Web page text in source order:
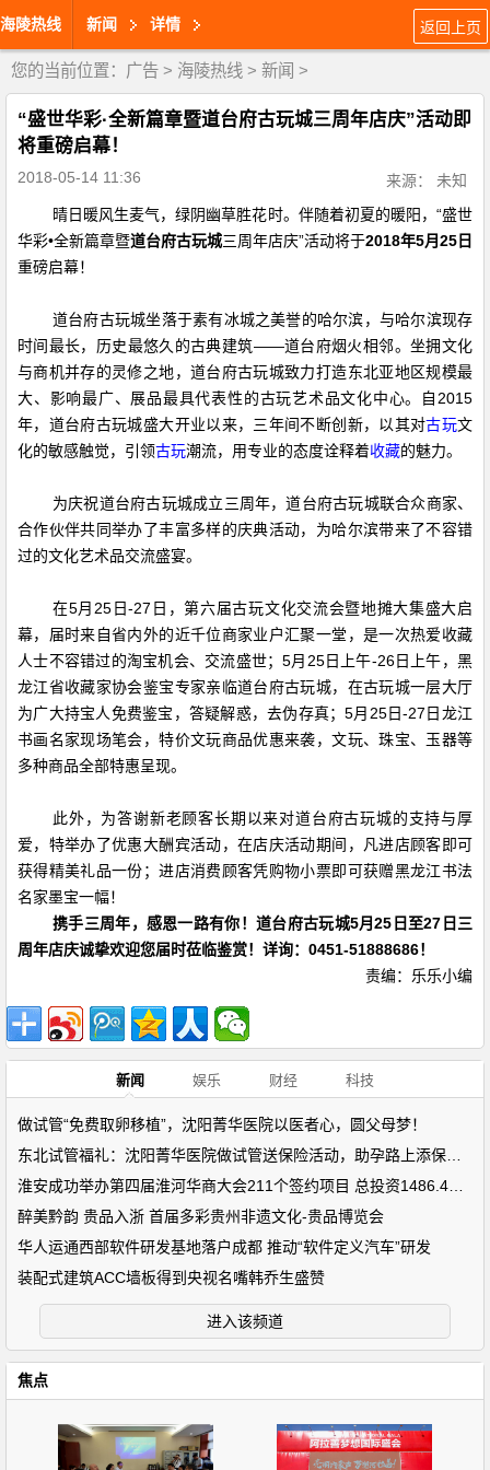
海陵热线 新闻 详情 返回上页
您的当前位置： 广告 > 海陵热线 > 新闻 >
“盛世华彩·全新篇章暨道台府古玩城三周年店庆”活动即
将重磅启幕！
2018-05-14 11:36
来源： 未知
晴日暖风生麦气，绿阴幽草胜花时。伴随着初夏的暖阳，“盛世
华彩•全新篇章暨道台府古玩城三周年店庆”活动将于2018年5月25日
重磅启幕！
道台府古玩城坐落于素有冰城之美誉的哈尔滨，与哈尔滨现存
时间最长，历史最悠久的古典建筑——道台府烟火相邻。坐拥文化
与商机并存的灵修之地，道台府古玩城致力打造东北亚地区规模最
大、影响最广、展品最具代表性的古玩艺术品文化中心。自2015
年，道台府古玩城盛大开业以来，三年间不断创新，以其对古玩文
化的敏感触觉，引领古玩潮流，用专业的态度诠释着收藏的魅力。
为庆祝道台府古玩城成立三周年，道台府古玩城联合众商家、
合作伙伴共同举办了丰富多样的庆典活动，为哈尔滨带来了不容错
过的文化艺术品交流盛宴。
在5月25日-27日，第六届古玩文化交流会暨地摊大集盛大启
幕，届时来自省内外的近千位商家业户汇聚一堂，是一次热爱收藏
人士不容错过的淘宝机会、交流盛世；5月25日上午-26日上午，黑
龙江省收藏家协会鉴宝专家亲临道台府古玩城，在古玩城一层大厅
为广大持宝人免费鉴宝，答疑解惑，去伪存真；5月25日-27日龙江
书画名家现场笔会，特价文玩商品优惠来袭，文玩、珠宝、玉器等
多种商品全部特惠呈现。
此外，为答谢新老顾客长期以来对道台府古玩城的支持与厚
爱，特举办了优惠大酬宾活动，在店庆活动期间，凡进店顾客即可
获得精美礼品一份；进店消费顾客凭购物小票即可获赠黑龙江书法
名家墨宝一幅！
携手三周年，感恩一路有你！道台府古玩城5月25日至27日三
周年店庆诚挚欢迎您届时莅临鉴赏！ 详询：0451-51888686！
责编：乐乐小编
新闻 娱乐 财经 科技
做试管“免费取卵移植”，沈阳菁华医院以医者心，圆父母梦！
醉美黔韵 贵品入浙 首届多彩贵州非遗文化-贵品博览会
华人运通西部软件研发基地落户成都 推动“软件定义汽车”研发
装配式建筑ACC墙板得到央视名嘴韩乔生盛赞
进入该频道
焦点